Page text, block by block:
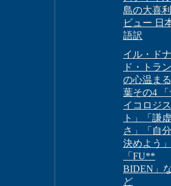
島の大喜
ビュー 日
語訳
イル・ド
ド・トラ
の心温ま
葉その4 「
イコロジス
ト」「謙虚
さ」「自
決めよう」
「FU**
BIDEN」
ど